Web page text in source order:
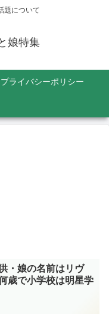
題について
娘特集
プライバシーポリシー
・娘の名前はリヴ
歳で小学校は明星学